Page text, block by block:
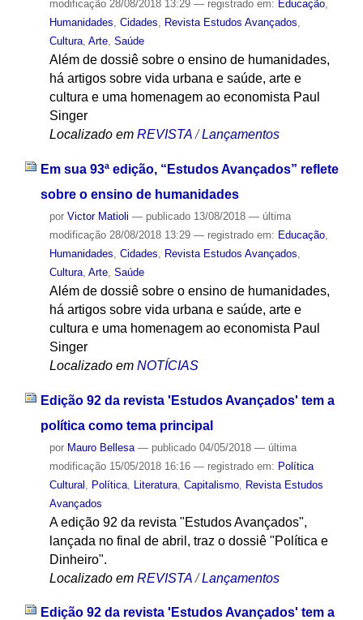
modificação28/08/2018 13:29 — registrado em: Educação,
Humanidades, Cidades, Revista Estudos Avançados,
Cultura, Arte, Saúde
Além de dossiê sobre o ensino de humanidades,
há artigos sobre vida urbana e saúde, arte e
cultura e uma homenagem ao economista Paul
Singer
Localizado em REVISTA /Lançamentos
Em sua 93ª edição, “Estudos Avançados” reflete
sobre o ensino de humanidades
por Victor Matioli — publicado13/08/2018 — última
modificação28/08/2018 13:29 — registrado em: Educação,
Humanidades, Cidades, Revista Estudos Avançados,
Cultura, Arte, Saúde
Além de dossiê sobre o ensino de humanidades,
há artigos sobre vida urbana e saúde, arte e
cultura e uma homenagem ao economista Paul
Singer
Localizado em NOTÍCIAS
Edição 92 da revista 'Estudos Avançados' tem a
política como tema principal
por Mauro Bellesa — publicado04/05/2018 — última
modificação15/05/2018 16:16 — registrado em: Política
Cultural
Política, Literatura, Capitalismo, Revista Estudos
Avançados
A edição 92 da revista "Estudos Avançados",
lançada no final de abril, traz o dossiê "Política e
Dinheiro".
Localizado em REVISTA /Lançamentos
Edição 92 da revista 'Estudos Avançados' tem a